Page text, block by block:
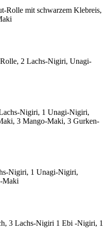
Rolle mit schwarzem Klebreis,
2 Lachs-Nigiri, Unagi-
Nigiri, 1 Unagi-Nigiri,
3 Mango-Maki, 3 Gurken-
Nigiri, 1 Unagi-Nigiri,
Maki
3 Lachs-Nigiri 1 Ebi -Nigiri, 1